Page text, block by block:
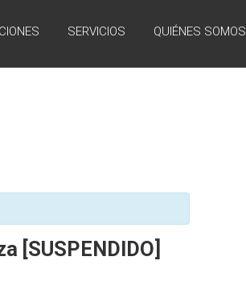
SERVICIOS QUIÉNES SOMOS
[SUSPENDIDO]